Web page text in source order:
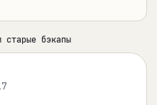
старые бэкапы